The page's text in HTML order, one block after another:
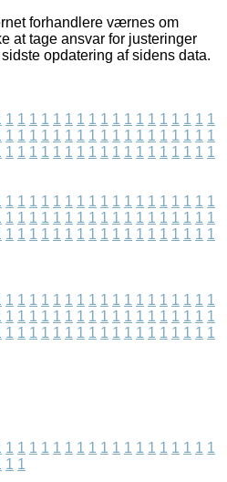
forhandlere værnes om
at tage ansvar for justeringer
opdatering af sidens data.
1 1 1 1 1 1 1 1 1 1 1 1 1 1 1 1 1 1
1 1 1 1 1 1 1 1 1 1 1 1 1 1 1 1 1 1
1 1 1 1 1 1 1 1 1 1 1 1 1 1 1 1 1 1
1 1 1 1 1 1 1 1 1 1 1 1 1 1 1 1 1 1
1 1 1 1 1 1 1 1 1 1 1 1 1 1 1 1 1 1
1 1 1 1 1 1 1 1 1 1 1 1 1 1 1 1 1 1
1 1 1 1 1 1 1 1 1 1 1 1 1 1 1 1 1 1
1 1 1 1 1 1 1 1 1 1 1 1 1 1 1 1 1 1
1 1 1 1 1 1 1 1 1 1 1 1 1 1 1 1 1 1
1 1 1 1 1 1 1 1 1 1 1 1 1 1 1 1 1 1
1 1